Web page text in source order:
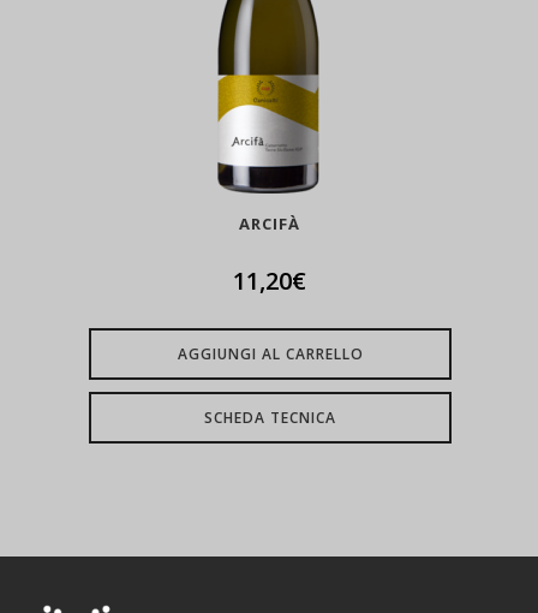
ARCIFÀ
11,20€
AGGIUNGI AL CARRELLO
SCHEDA TECNICA